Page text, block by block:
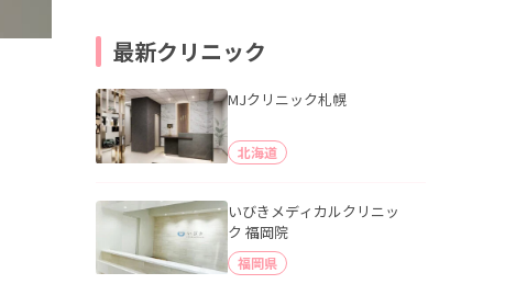
最新クリニック
MJクリニック札幌
北海道
いびきメディカルクリニッ
ク 福岡院
福岡県